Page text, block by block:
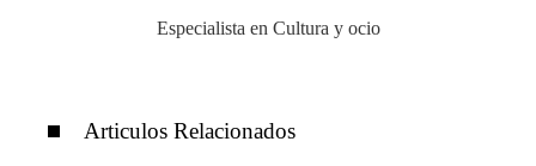
Especialista en Cultura y ocio
Articulos Relacionados